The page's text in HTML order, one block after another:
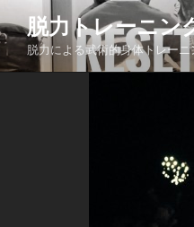
ン
テ
ン
脱力トレーニン
脱力による武術的身体トレーニ